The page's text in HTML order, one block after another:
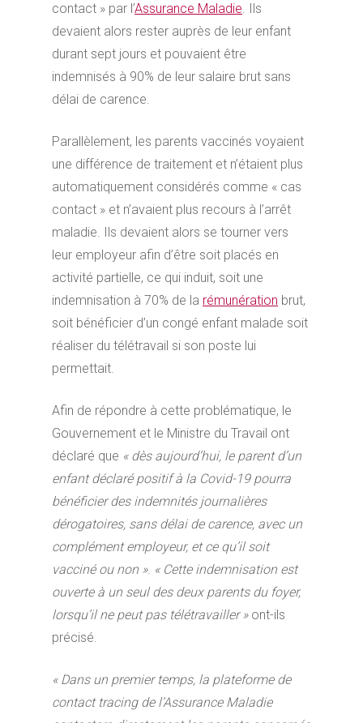
contact » par l’Assurance Maladie. Ils
devaient alors rester auprès de leur enfant
durant sept jours et pouvaient être
indemnisés à 90% de leur salaire brut sans
délai de carence.
Parallèlement, les parents vaccinés voyaient
une différence de traitement et n’étaient plus
automatiquement considérés comme « cas
contact » et n’avaient plus recours à l’arrêt
maladie. Ils devaient alors se tourner vers
leur employeur afin d’être soit placés en
activité partielle, ce qui induit, soit une
indemnisation à 70% de la rémunération brut,
soit bénéficier d’un congé enfant malade soit
réaliser du télétravail si son poste lui
permettait.
Afin de répondre à cette problématique, le
Gouvernement et le Ministre du Travail ont
déclaré que « dès aujourd’hui, le parent d’un
enfant déclaré positif à la Covid-19 pourra
bénéficier des indemnités journalières
dérogatoires, sans délai de carence, avec un
complément employeur, et ce qu’il soit
vacciné ou non ». « Cette indemnisation est
ouverte à un seul des deux parents du foyer,
lorsqu’il ne peut pas télétravailler »ont-ils
précisé.
« Dans un premier temps, la plateforme de
contact tracing de l’Assurance Maladie